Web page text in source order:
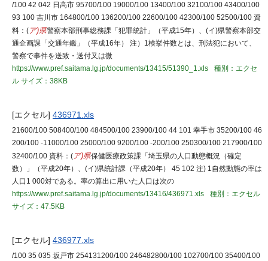
/100 42 042 日高市 95700/100 19000/100 13400/100 32100/100 43400/100
93 100 吉川市 164800/100 136200/100 22600/100 42300/100 52500/100 資
料：( ア)県警察本部刑事総務課「犯罪統計」（平成15年）、(イ)県警察本部交
通企画課「交通年鑑」（平成16年） 注）1検挙件数とは、刑法犯において、
警察で事件を送致・送付又は微
https://www.pref.saitama.lg.jp/documents/13415/51390_1.xls
種別：エクセ
ル サイズ：38KB
[エクセル] 436971.xls
21600/100 508400/100 484500/100 23900/100 44 101 幸手市 35200/100 46
200/100 -11000/100 25000/100 9200/100 -200/100 250300/100 217900/100
32400/100 資料：( ア)県保健医療政策課「埼玉県の人口動態概況（確定
数）」（平成20年）、(イ)県統計課（平成20年） 45 102 注) 1自然動態の率は
人口1 000対である。率の算出に用いた人口は次の
https://www.pref.saitama.lg.jp/documents/13416/436971.xls
種別：エクセル
サイズ：47.5KB
[エクセル] 436977.xls
/100 35 035 坂戸市 254131200/100 246482800/100 102700/100 35400/100